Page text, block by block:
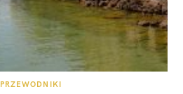
PRZEWODNIKI